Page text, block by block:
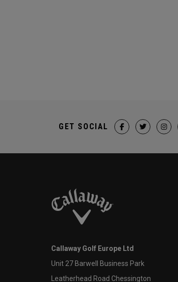
GET SOCIAL
Callaway Golf Europe Ltd
Unit 27 Barwell Business Park
Leatherhead Road Chessington